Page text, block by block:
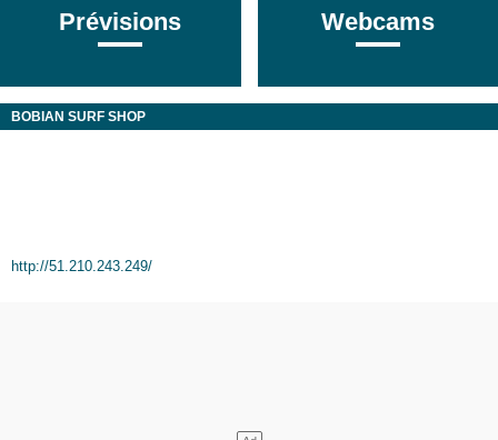
Prévisions Webcams
BOBIAN SURF SHOP
http://51.210.243.249/